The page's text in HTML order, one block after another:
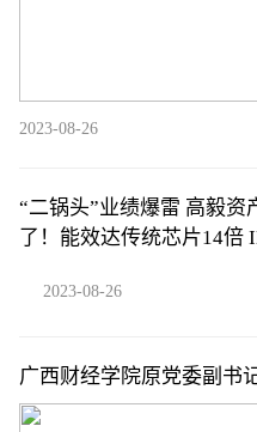
2023-08-26
“二锅头”业绩爆雷 高毅资
了！能效达传统芯片14倍
2023-08-26
广西财经学院原党委副书
捕